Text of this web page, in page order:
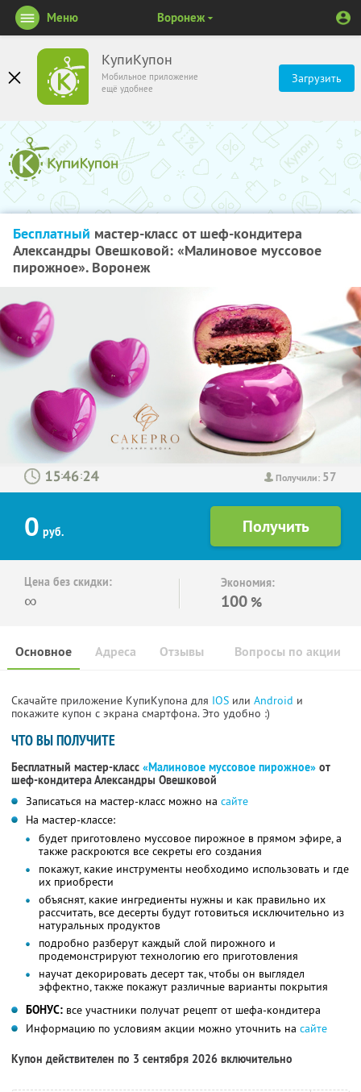
КупиКупон
Мобильное приложение
ещё удобнее
Загрузить
Меню Воронеж
Бесплатный мастер-класс от шеф-кондитера
Александры Овешковой: «Малиновое муссовое
пирожное». Воронеж
Получили: 57
: :
0 руб.
Цена без скидки:
∞
Экономия:
100 %
Основное Отзывы Вопросы по акции
Адреса
Скачайте приложение КупиКупона для IOS или Android и
покажите купон с экрана смартфона. Это удобно :)
ЧТО ВЫ ПОЛУЧИТЕ
Бесплатный мастер-класс «Малиновое муссовое пирожное» от
шеф-кондитера Александры Овешковой
Записаться на мастер-класс можно на сайте
На мастер-классе:
будет приготовлено муссовое пирожное в прямом эфире, а
также раскроются все секреты его создания
покажут, какие инструменты необходимо использовать и где
их приобрести
объяснят, какие ингредиенты нужны и как правильно их
рассчитать, все десерты будут готовиться исключительно из
натуральных продуктов
подробно разберут каждый слой пирожного и
продемонстрируют технологию его приготовления
научат декорировать десерт так, чтобы он выглядел
эффектно, также покажут различные варианты покрытия
БОНУС: все участники получат рецепт от шефа-кондитера
Информацию по условиям акции можно уточнить на сайте
Купон действителен по 3 сентября 2026 включительно